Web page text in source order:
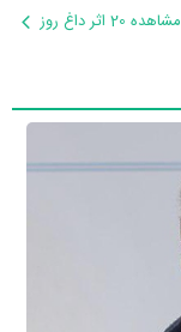
مشاهده 20 اثر داغ روز